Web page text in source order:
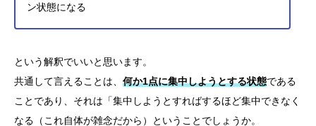
ン状態になる
という解釈でいいと思います。
共通して言えることは、 何か1点に集中しようとする状態である
ことであり、それは「集中しようとすればするほど集中できなく
なる（これ自体が雑念だから）ということでしょうか。